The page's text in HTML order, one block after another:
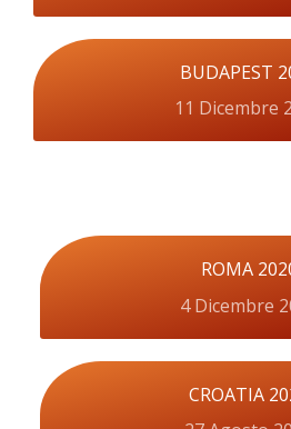
BUDAPEST
11 Dicembre
ROMA
4 Dicembre
CROATIA